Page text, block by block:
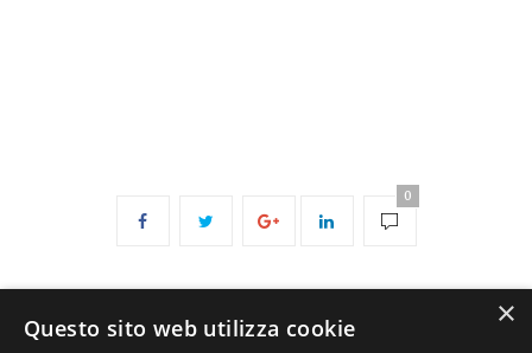
0
×
Questo sito web utilizza cookie